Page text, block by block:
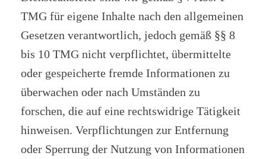
TMG für eigene Inhalte nach den allgemeinen
Gesetzen verantwortlich, jedoch gemäß §§ 8
bis 10 TMG nicht verpflichtet, übermittelte
oder gespeicherte fremde Informationen zu
überwachen oder nach Umständen zu
forschen, die auf eine rechtswidrige Tätigkeit
hinweisen. Verpflichtungen zur Entfernung
oder Sperrung der Nutzung von Informationen